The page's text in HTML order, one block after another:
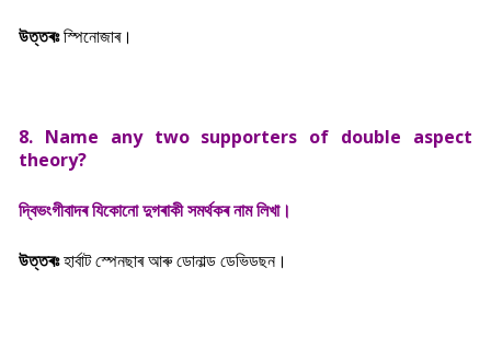
উত্তৰঃস্পিনোজাৰ।
8. Name any two supporters of double aspect
theory?
দ্বিভংগীবাদৰ যিকোনো দুগৰাকী সমৰ্থকৰ নাম লিখা।
উত্তৰঃহাৰ্বাট স্পেনছাৰ আৰু ডোনাল্ড ডেভিডছন।